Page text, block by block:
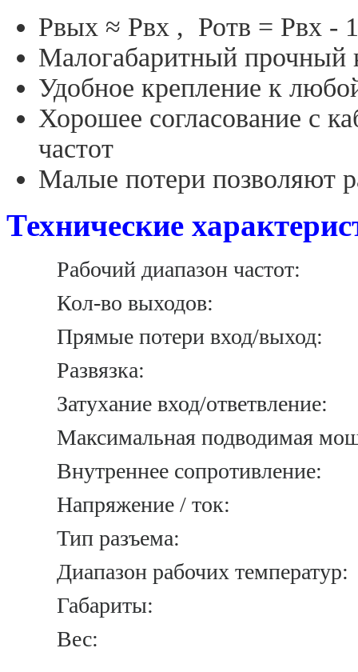
Рвых ≈ Рвх , Ротв = Рвх -
Малогабаритный прочный
Удобное крепление к
Хорошее согласование с
частот
Малые потери позволяют
Технические
Рабочий диапазон
Кол-во
Прямые потери вход/
Затухание вход/
Максимальная подводимая
Внутреннее
Напряжение /
Тип
Диапазон рабочих